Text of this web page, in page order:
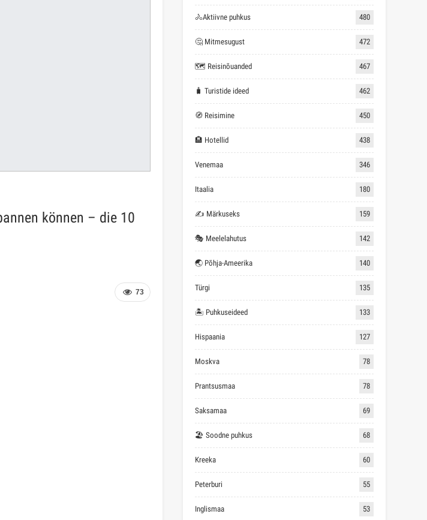
können – die 10
73
🚴Aktiivne puhkus 480
🤔 Mitmesugust 472
🗺 Reisinõuanded 467
🧳 Turistide ideed 462
🧭 Reisimine 450
🏨 Hotellid 438
Venemaa 346
Itaalia 180
✍ Märkuseks 159
🎭 Meelelahutus 142
🌏 Põhja-Ameerika 140
Türgi 135
🏝 Puhkuseideed 133
Hispaania 127
Moskva 78
Prantsusmaa 78
Saksamaa 69
🏖 Soodne puhkus 68
Kreeka 60
Peterburi 55
Inglismaa 53